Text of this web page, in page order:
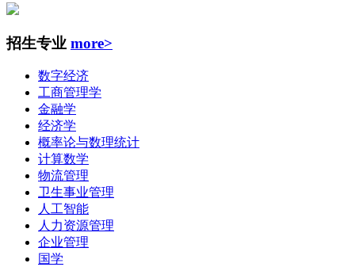
招生专业 more>
数字经济
工商管理学
金融学
经济学
概率论与数理统计
计算数学
物流管理
卫生事业管理
人工智能
人力资源管理
企业管理
国学